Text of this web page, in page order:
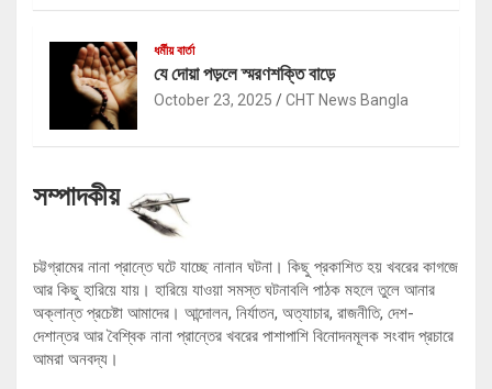
ধর্মীয় বার্তা
যে দোয়া পড়লে স্মরণশক্তি বাড়ে
October 23, 2025 CHT News Bangla
সম্পাদকীয়
চট্টগ্রামের নানা প্রান্তে ঘটে যাচ্ছে নানান ঘটনা। কিছু প্রকাশিত হয় খবরের কাগজে
আর কিছু হারিয়ে যায়। হারিয়ে যাওয়া সমস্ত ঘটনাবলি পাঠক মহলে তুলে আনার
অক্লান্ত প্রচেষ্টা আমাদের। আন্দোলন, নির্যাতন, অত্যাচার, রাজনীতি, দেশ-
দেশান্তর আর বৈশ্বিক নানা প্রান্তের খবরের পাশাপাশি বিনোদনমূলক সংবাদ প্রচারে
আমরা অনবদ্য।